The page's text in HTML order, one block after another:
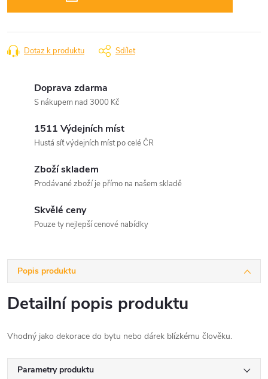
Dotaz k produktu Sdílet
Doprava zdarma
S nákupem nad 3000 Kč
1511 Výdejních míst
Hustá síť výdejních míst po celé ČR
Zboží skladem
Prodávané zboží je přímo na našem skladě
Skvělé ceny
Pouze ty nejlepší cenové nabídky
Popis produktu
Detailní popis produktu
Vhodný jako dekorace do bytu nebo dárek blízkému člověku.
Parametry produktu